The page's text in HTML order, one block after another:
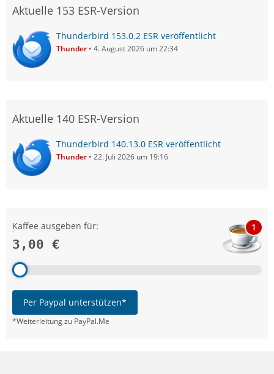
anscheinend funktionierenden Webclient benutzen.
Aktuelle 153 ESR-Version
Thunderbird 153.0.2 ESR veröffentlicht
Thunder 4. August 2026 um 22:34
Aktuelle 140 ESR-Version
Thunderbird 140.13.0 ESR veröffentlicht
Thunder 22. Juli 2026 um 19:16
Kaffee ausgeben für:
3,00 €
1
Per Paypal unterstützen*
*Weiterleitung zu PayPal.Me